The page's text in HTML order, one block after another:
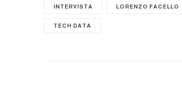
INTERVISTA LORENZO FACELLO
TECH DATA